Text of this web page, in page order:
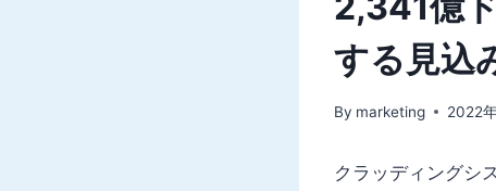
する見込
By marketing 2022
クラッディングシ